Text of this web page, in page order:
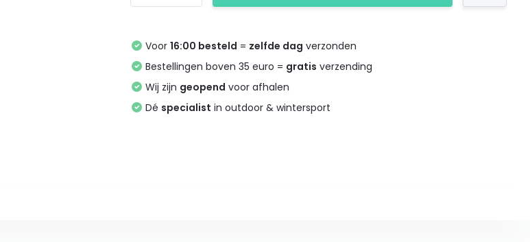
Voor16:00 besteld = zelfde dag verzonden
Bestellingen boven 35 euro = gratis verzending
Wij zijn geopend voor afhalen
Dé specialist in outdoor & wintersport